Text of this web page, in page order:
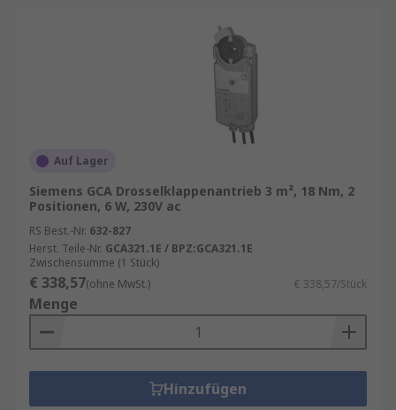
Auf Lager
Siemens GCA Drosselklappenantrieb 3 m², 18 Nm, 2
Positionen, 6 W, 230V ac
RS Best.-Nr. 632-827
Herst. Teile-Nr. GCA321.1E / BPZ:GCA321.1E
Zwischensumme (1 Stück)
€ 338,57(ohne MwSt.) € 338,57/Stück
Menge
Hinzufügen